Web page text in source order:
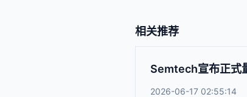
相关推荐
Semtech宣布正式
2026-06-17 02:55:14